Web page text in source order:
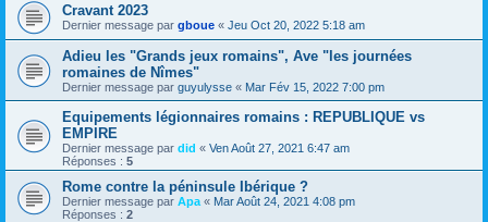
Cravant 2023
Dernier message par gboue « Jeu Oct 20, 2022 5:18 am
Adieu les "Grands jeux romains", Ave "les journées
romaines de Nîmes"
Dernier message par guyulysse « Mar Fév 15, 2022 7:00 pm
Equipements légionnaires romains : REPUBLIQUE vs
EMPIRE
Dernier message par did « Ven Août 27, 2021 6:47 am
Réponses : 5
Rome contre la péninsule Ibérique ?
Dernier message par Apa « Mar Août 24, 2021 4:08 pm
Réponses : 2